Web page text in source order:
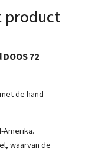
product
72
de hand
Amerika.
waarvan de